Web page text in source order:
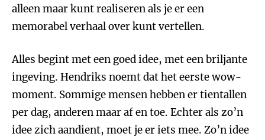
alleen maar kunt realiseren als je er een
memorabel verhaal over kunt vertellen.
Alles begint met een goed idee, met een briljante
ingeving. Hendriks noemt dat het eerste wow-
moment. Sommige mensen hebben er tientallen
per dag, anderen maar af en toe. Echter als zo’n
idee zich aandient, moet je er iets mee. Zo’n idee